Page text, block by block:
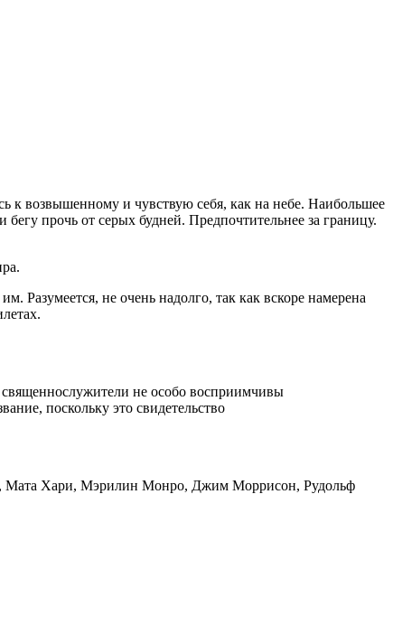
к возвышенному и чувствую себя, как на небе. Наибольшее
прочь от серых будней. Предпочтительнее за границу.
Разумеется, не очень надолго, так как вскоре намерена
не особо восприимчивы
поскольку это свидетельство
Мата Хари, Мэрилин Монро, Джим Моррисон, Рудольф